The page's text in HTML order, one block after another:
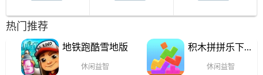
热门推荐
地铁跑酷雪地版
休闲益智
积木拼拼乐下载
休闲益智